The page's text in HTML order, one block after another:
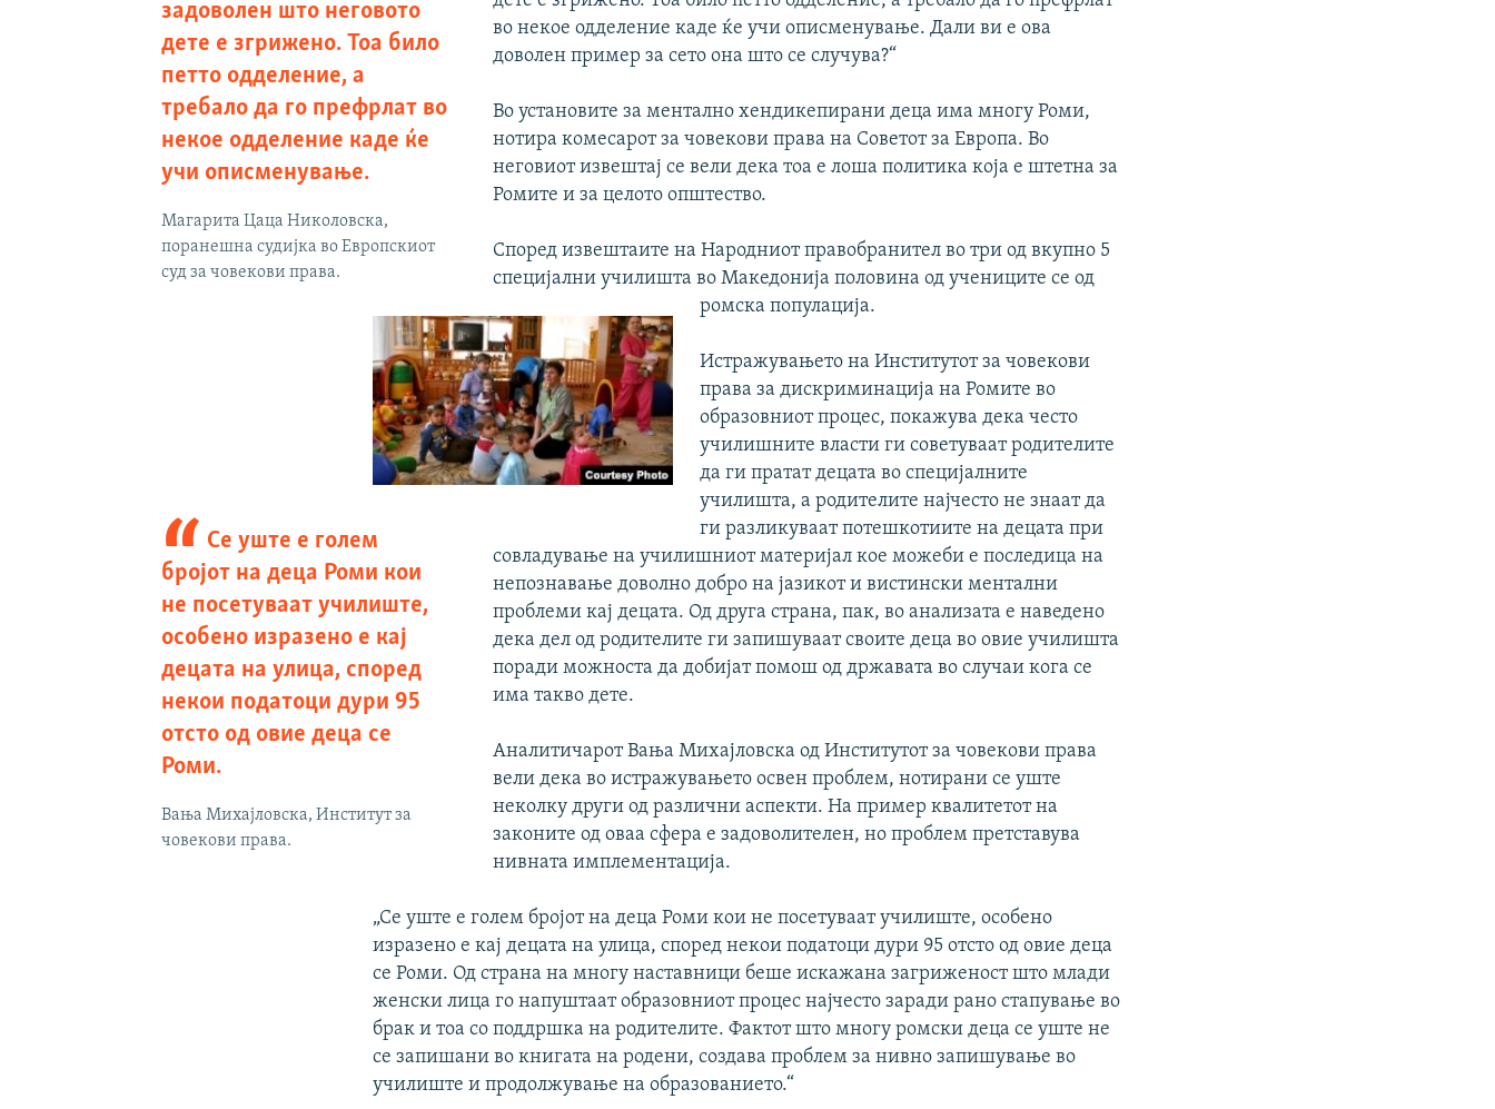
задоволен што неговото
дете е згрижено. Тоа било
петто одделение, а
требало да го префрлат во
некое одделение каде ќе
учи описменување.
Магарита Цаца Николовска,
поранешна судијка во Европскиот
суд за човекови права.
во некое одделение каде ќе учи описменување. Дали ви е ова
доволен пример за сето она што се случува?“
Во установите за ментално хендикепирани деца има многу Роми,
нотира комесарот за човекови права на Советот за Европа. Во
неговиот извештај се вели дека тоа е лоша политика која е штетна за
Ромите и за целото општество.
Според извештаите на Народниот правобранител во три од вкупно 5
специјални училишта во Македонија половина од учениците се од
ромска популација.
Се уште е голем
бројот на деца Роми кои
не посетуваат училиште,
особено изразено е кај
децата на улица, според
некои податоци дури 95
отсто од овие деца се
Роми.
Вања Михајловска, Институт за
човекови права.
Истражувањето на Институтот за човекови
права за дискриминација на Ромите во
образовниот процес, покажува дека често
училишните власти ги советуваат родителите
да ги пратат децата во специјалните
училишта, а родителите најчесто не знаат да
ги разликуваат потешкотиите на децата при
совладување на училишниот материјал кое можеби е последица на
непознавање доволно добро на јазикот и вистински ментални
проблеми кај децата. Од друга страна, пак, во анализата е наведено
дека дел од родителите ги запишуваат своите деца во овие училишта
поради можноста да добијат помош од државата во случаи кога се
има такво дете.
Аналитичарот Вања Михајловска од Институтот за човекови права
вели дека во истражувањето освен проблем, нотирани се уште
неколку други од различни аспекти. На пример квалитетот на
законите од оваа сфера е задоволителен, но проблем претставува
нивната имплементација.
„Се уште е голем бројот на деца Роми кои не посетуваат училиште, особено
изразено е кај децата на улица, според некои податоци дури 95 отсто од овие деца
се Роми. Од страна на многу наставници беше искажана загриженост што млади
женски лица го напуштаат образовниот процес најчесто заради рано стапување во
брак и тоа со поддршка на родителите. Фактот што многу ромски деца се уште не
се запишани во книгата на родени, создава проблем за нивно запишување во
училиште и продолжување на образованието.“